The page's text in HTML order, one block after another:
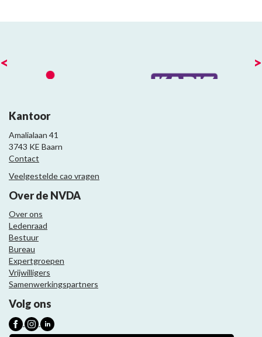
< >
Kantoor
Amalialaan 41
3743 KE Baarn
Contact
Veelgestelde cao vragen
Over de NVDA
Over ons
Ledenraad
Bestuur
Bureau
Expertgroepen
Vrijwilligers
Samenwerkingspartners
Volg ons